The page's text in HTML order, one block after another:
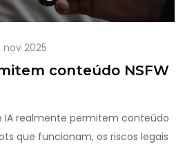
nov 2025
conteúdo NSFW
IA realmente permitem conteúdo
que funcionam, os riscos legais